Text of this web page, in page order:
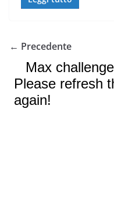
← Precedente